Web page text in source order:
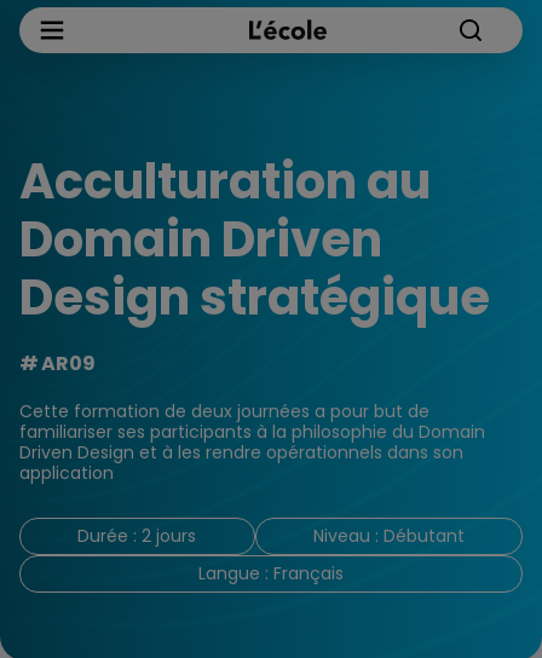
Acculturation au
Domain Driven
Design stratégique
AR09
Cette formation de deux journées a pour but de
familiariser ses participants à la philosophie du Domain
Driven Design et à les rendre opérationnels dans son
application
Durée : 2 jours
Niveau : Débutant
Langue : Français